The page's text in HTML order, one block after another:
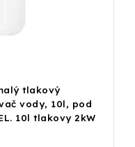
tlakový
vody, 10l, pod
10l tlakovy 2kW